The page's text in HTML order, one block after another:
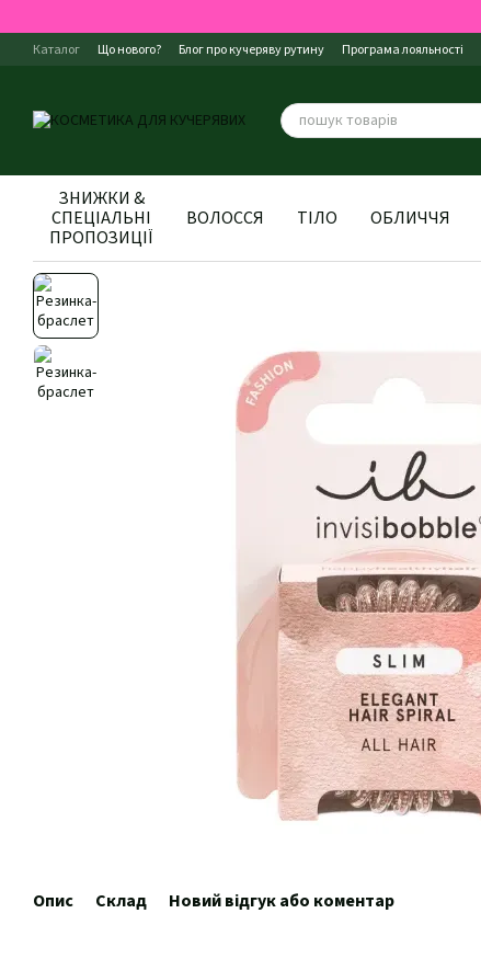
Каталог Що нового? Блог про кучеряву рутину Програма лояльності
ЗНИЖКИ &
СПЕЦІАЛЬНІ
ПРОПОЗИЦІЇ
ВОЛОССЯ ТІЛО ОБЛИЧЧЯ
Опис Склад Новий відгук або коментар